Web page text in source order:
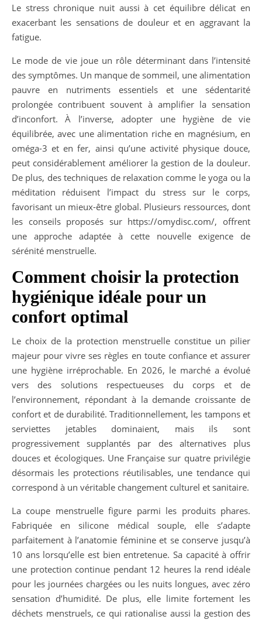
Le stress chronique nuit aussi à cet équilibre délicat en
exacerbant les sensations de douleur et en aggravant la
fatigue.
Le mode de vie joue un rôle déterminant dans l’intensité
des symptômes. Un manque de sommeil, une alimentation
pauvre en nutriments essentiels et une sédentarité
prolongée contribuent souvent à amplifier la sensation
d’inconfort. À l’inverse, adopter une hygiène de vie
équilibrée, avec une alimentation riche en magnésium, en
oméga-3 et en fer, ainsi qu’une activité physique douce,
peut considérablement améliorer la gestion de la douleur.
De plus, des techniques de relaxation comme le yoga ou la
méditation réduisent l’impact du stress sur le corps,
favorisant un mieux-être global. Plusieurs ressources, dont
les conseils proposés sur https://omydisc.com/, offrent
une approche adaptée à cette nouvelle exigence de
sérénité menstruelle.
Comment choisir la protection
hygiénique idéale pour un
confort optimal
Le choix de la protection menstruelle constitue un pilier
majeur pour vivre ses règles en toute confiance et assurer
une hygiène irréprochable. En 2026, le marché a évolué
vers des solutions respectueuses du corps et de
l’environnement, répondant à la demande croissante de
confort et de durabilité. Traditionnellement, les tampons et
serviettes jetables dominaient, mais ils sont
progressivement supplantés par des alternatives plus
douces et écologiques. Une Française sur quatre privilégie
désormais les protections réutilisables, une tendance qui
correspond à un véritable changement culturel et sanitaire.
La coupe menstruelle figure parmi les produits phares.
Fabriquée en silicone médical souple, elle s’adapte
parfaitement à l’anatomie féminine et se conserve jusqu’à
10 ans lorsqu’elle est bien entretenue. Sa capacité à offrir
une protection continue pendant 12 heures la rend idéale
pour les journées chargées ou les nuits longues, avec zéro
sensation d’humidité. De plus, elle limite fortement les
déchets menstruels, ce qui rationalise aussi la gestion des